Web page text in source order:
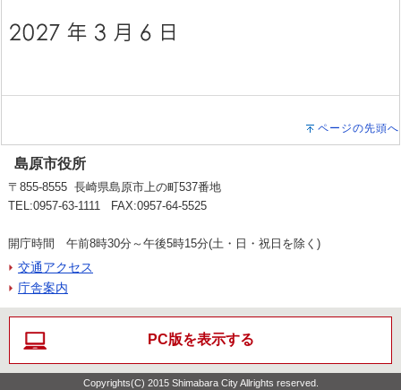
ページの先頭へ
島原市役所
〒855-8555 長崎県島原市上の町537番地
TEL:0957-63-1111 FAX:0957-64-5525
開庁時間 午前8時30分～午後5時15分(土・日・祝日を除く)
交通アクセス
庁舎案内
PC版を表示する
Copyrights(C) 2015 Shimabara City Allrights reserved.